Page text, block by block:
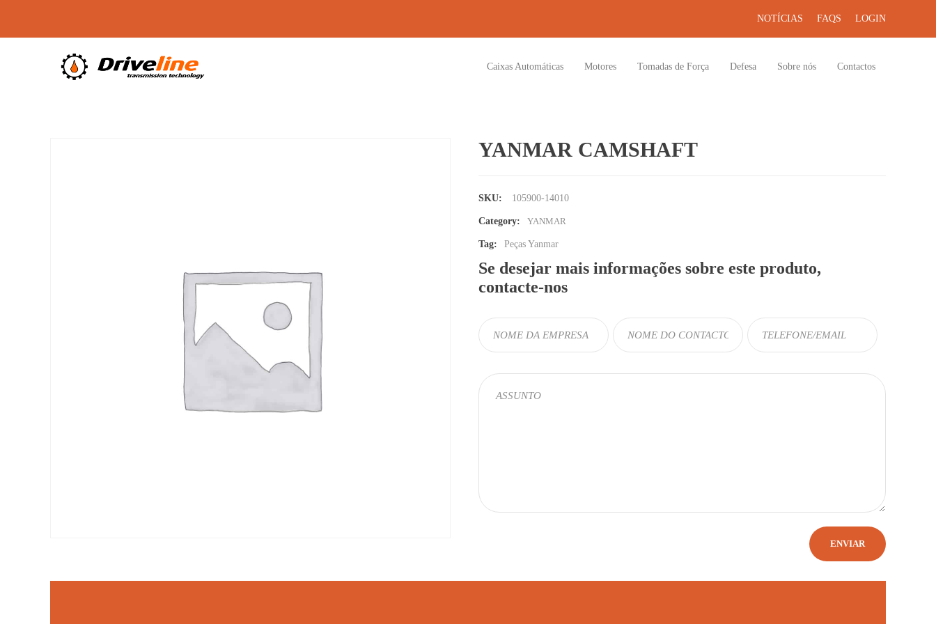
NOTÍCIAS FAQS LOGIN
Caixas Automáticas Motores Tomadas de Força Defesa Sobre nós Contactos
YANMAR CAMSHAFT
SKU: 105900-14010
Category: YANMAR
Tag: Peças Yanmar
Se desejar mais informações sobre este produto,
contacte-nos